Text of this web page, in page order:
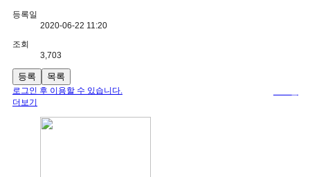
등록일
2020-06-22 11:20
조회
3,703
등록 목록
로그인 후 이용할 수 있습니다.
더보기